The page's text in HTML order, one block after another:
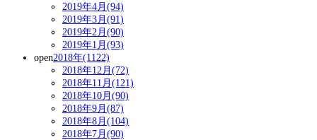
2019年4月(94)
2019年3月(91)
2019年2月(90)
2019年1月(93)
open2018年(1122)
2018年12月(72)
2018年11月(121)
2018年10月(90)
2018年9月(87)
2018年8月(104)
2018年7月(90)